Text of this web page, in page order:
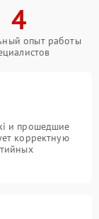
4
опыт работы
и прошедшие
корректную